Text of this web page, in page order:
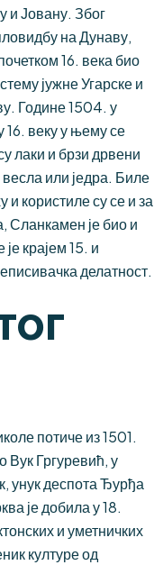
и Јовану. Због
на Дунаву,
16. века био
јужне Угарске и
Године 1504. у
16. веку у њему се
лаки и брзи дрвени
весла или једра. Биле
и користиле су се и за
Сланкамен је био и
крајем 15. и
делатност.
потиче из 1501.
Вук Гргуревић, у
унук деспота Ђурђа
је добила у 18.
и уметничких
културе од